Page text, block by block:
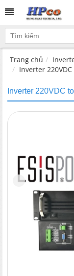
Trang chủ
Inverter 220VDC
Inverter 220VDC